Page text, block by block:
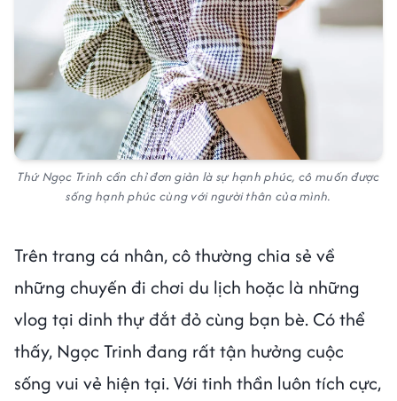
Thứ Ngọc Trinh cần chỉ đơn giản là sự hạnh phúc, cô muốn được
sống hạnh phúc cùng với người thân của mình.
Trên trang cá nhân, cô thường chia sẻ về
những chuyến đi chơi du lịch hoặc là những
vlog tại dinh thự đắt đỏ cùng bạn bè. Có thể
thấy, Ngọc Trinh đang rất tận hưởng cuộc
sống vui vẻ hiện tại. Với tinh thần luôn tích cực,